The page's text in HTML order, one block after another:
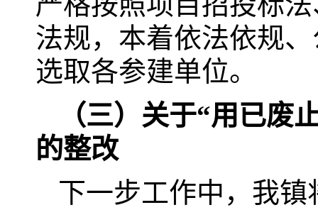
法规，本着依法依规
选取各参建单位。
（三）关于“用已废
的整改
下一步工作中，我